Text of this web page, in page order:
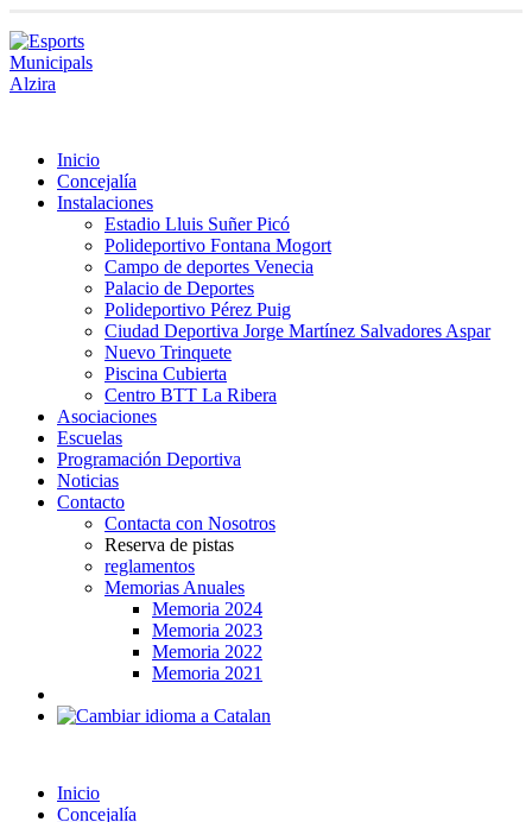
Inicio
Concejalía
Instalaciones
Estadio Lluis Suñer Picó
Polideportivo Fontana Mogort
Campo de deportes Venecia
Palacio de Deportes
Polideportivo Pérez Puig
Ciudad Deportiva Jorge Martínez Salvadores Aspar
Nuevo Trinquete
Piscina Cubierta
Centro BTT La Ribera
Asociaciones
Escuelas
Programación Deportiva
Noticias
Contacto
Contacta con Nosotros
Reserva de pistas
reglamentos
Memorias Anuales
Memoria 2024
Memoria 2023
Memoria 2022
Memoria 2021
Inicio
Concejalía